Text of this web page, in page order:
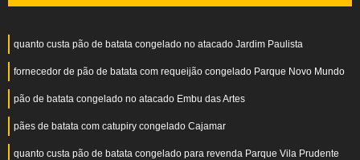
quanto custa pão de batata congelado no atacado Jardim Paulista
fornecedor de pão de batata com requeijão congelado Parque Novo Mundo
pão de batata congelado no atacado Embu das Artes
pães de batata com catupiry congelado Cajamar
quanto custa pão de batata congelado para revenda Parque Vila Prudente